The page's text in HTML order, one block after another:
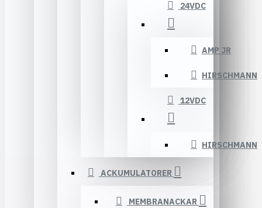
24VDC
AMP JR
HIRSCHMANN
12VDC
HIRSCHMANN
ACKUMULATORER
MEMBRANACKAR